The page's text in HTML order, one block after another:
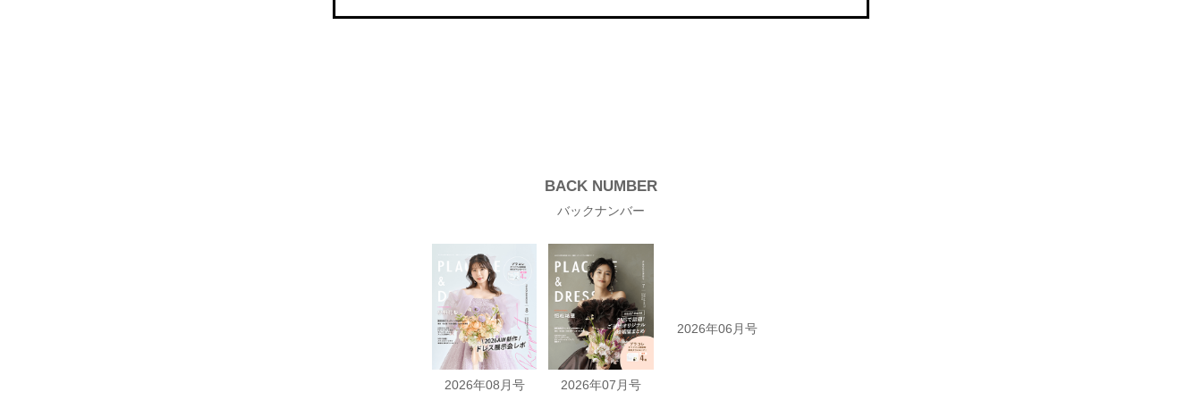
BACK NUMBER
バックナンバー
2026年08月号 2026年07月号